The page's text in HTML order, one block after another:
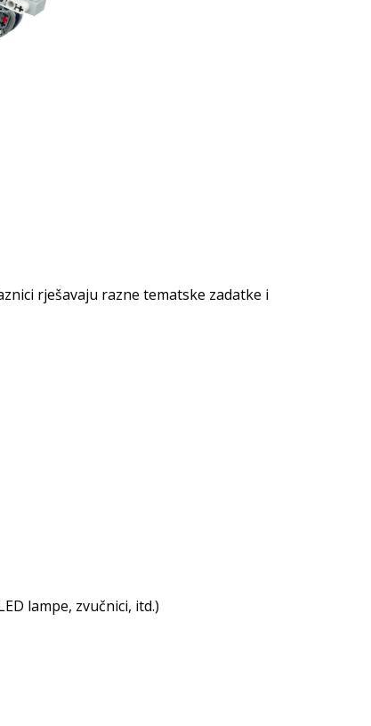
rješavaju razne tematske zadatke i
lampe, zvučnici, itd.)